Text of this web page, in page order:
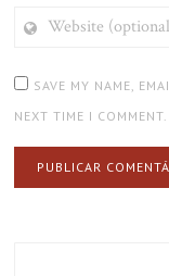
(OPTIONAL)
SAVE MY NAME,
NEXT TIME I COMMENT.